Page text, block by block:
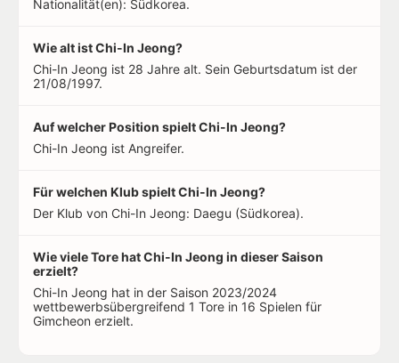
Nationalität(en): Südkorea.
Wie alt ist Chi-In Jeong?
Chi-In Jeong ist 28 Jahre alt. Sein Geburtsdatum ist der
21/08/1997.
Auf welcher Position spielt Chi-In Jeong?
Chi-In Jeong ist Angreifer.
Für welchen Klub spielt Chi-In Jeong?
Der Klub von Chi-In Jeong: Daegu (Südkorea).
Wie viele Tore hat Chi-In Jeong in dieser Saison
erzielt?
Chi-In Jeong hat in der Saison 2023/2024
wettbewerbsübergreifend 1 Tore in 16 Spielen für
Gimcheon erzielt.